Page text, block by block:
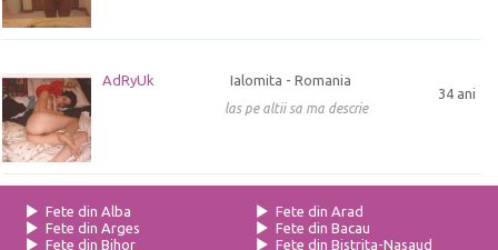
AdRyUk
34 ani
Ialomita - Romania
las pe altii sa ma descrie
Fete din Alba
Fete din Arad
Fete din Arges
Fete din Bacau
Fete din Bihor
Fete din Bistrita-Nasaud